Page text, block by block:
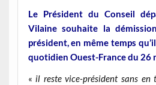
Le Président du Conseil
Vilaine souhaite la
président, en même temps
quotidien Ouest-France du 26
«il reste vice-président sans en